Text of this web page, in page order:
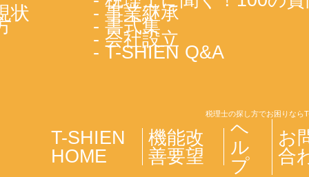
状 - 事業継承
- 書式集
- 会社設立
- T-SHIEN Q&A
税理士の探し方でお困りなら
T-SHIEN
HOME
機能改
善要望
ヘ
ル
プ
お
合